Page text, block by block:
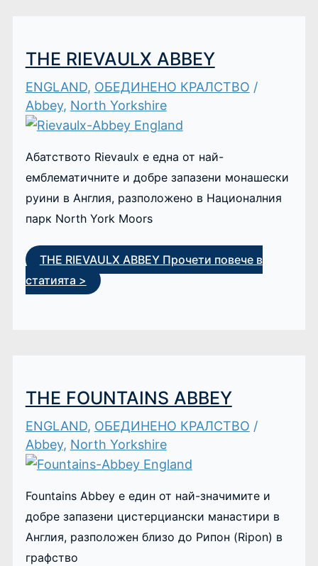
THE RIEVAULX ABBEY
ENGLAND, ОБЕДИНЕНО КРАЛСТВО /
Abbey, North Yorkshire
Абатството Rievaulx е една от най-
емблематичните и добре запазени монашески
руини в Англия, разположено в Националния
парк North York Moors
THE RIEVAULX ABBEYПрочети повече в
статията >
THE FOUNTAINS ABBEY
ENGLAND, ОБЕДИНЕНО КРАЛСТВО /
Abbey, North Yorkshire
Fountains Abbey е един от най-значимите и
добре запазени цистерциански манастири в
Англия, разположен близо до Рипон (Ripon) в
графство